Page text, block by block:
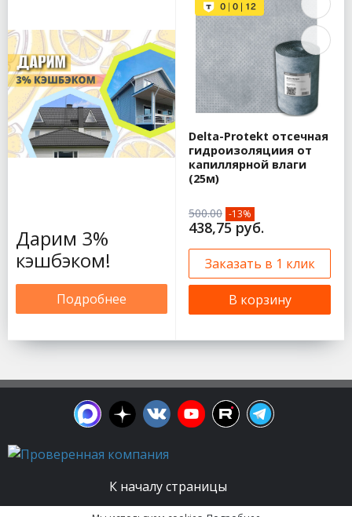
Дарим 3%
кэшбэком!
Подробнее
Delta-Protekt отсечная
гидроизоляциия от
капиллярной влаги
(25м)
500.00 -13%
438,75 руб.
Заказать в 1 клик
В корзину
К началу страницы